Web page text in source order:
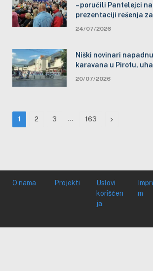
– poručili Pantelejci
prezentaciji rešenja
24/07/2026
Niški novinari
karavana u Pirotu,
20/07/2026
1 2 3 … 163 Next
O nama Projekti
Uslovi
korišćen
ja
m